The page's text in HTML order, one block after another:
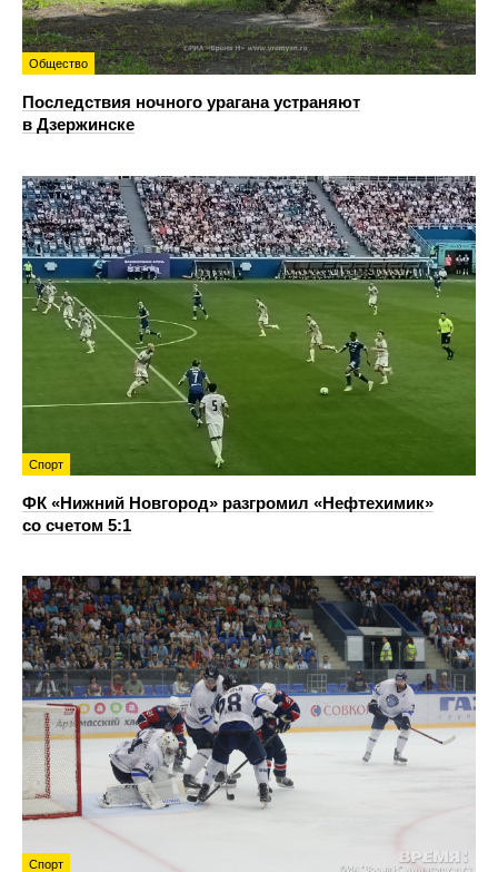
Общество
Последствия ночного урагана устраняют
в Дзержинске
Спорт
ФК «Нижний Новгород» разгромил «Нефтехимик»
со счетом 5:1
Спорт